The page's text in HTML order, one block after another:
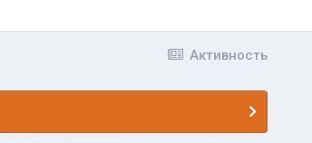
Активность